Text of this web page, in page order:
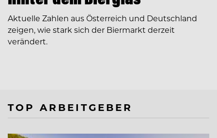
Aktuelle Zahlen aus Österreich und Deutschland
zeigen, wie stark sich der Biermarkt derzeit
verändert.
TOP ARBEITGEBER